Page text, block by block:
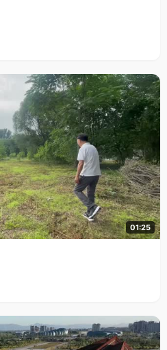
01:25